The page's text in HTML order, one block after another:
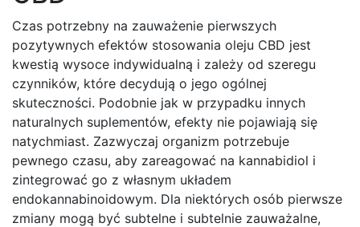
Czas potrzebny na zauważenie pierwszych
pozytywnych efektów stosowania oleju CBD jest
kwestią wysoce indywidualną i zależy od szeregu
czynników, które decydują o jego ogólnej
skuteczności. Podobnie jak w przypadku innych
naturalnych suplementów, efekty nie pojawiają się
natychmiast. Zazwyczaj organizm potrzebuje
pewnego czasu, aby zareagować na kannabidiol i
zintegrować go z własnym układem
endokannabinoidowym. Dla niektórych osób pierwsze
zmiany mogą być subtelne i subtelnie zauważalne,